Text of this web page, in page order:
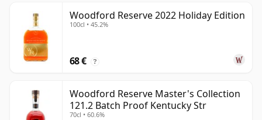
Woodford Reserve 2022 Holiday Edition
100cl • 45.2%
68 € ?
Woodford Reserve Master's Collection
121.2 Batch Proof Kentucky Str
70cl • 60.6%